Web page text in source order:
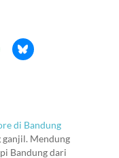
di Bandung
ganjil. Mendung
Bandung dari